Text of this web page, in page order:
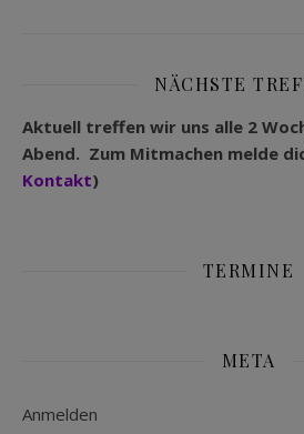
NÄCHSTE
Aktuell treffen wir uns alle 2
Abend. Zum Mitmachen melde
Kontakt)
TERMINE
META
Anmelden